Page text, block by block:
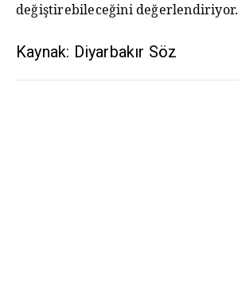
değiştirebileceğini değerlendiriyor.
Kaynak: Diyarbakır Söz